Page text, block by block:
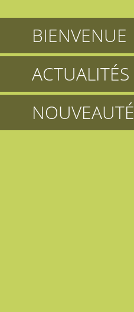
BIENVENUE
ACTUALITÉS
NOUVEAUTÉ